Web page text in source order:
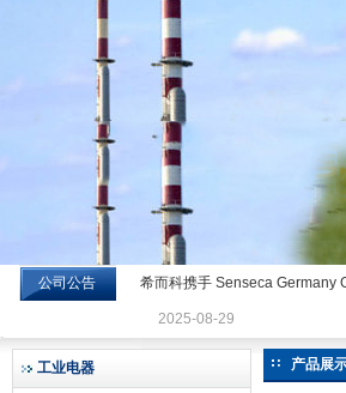
希而科工业控制设备有限公司
公司公告 希而科携手 Senseca
2025-08-29
工业电器 产品展